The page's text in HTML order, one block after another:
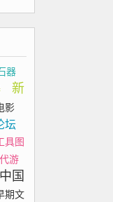
器
新
影
坛
具图
游
中国
期文